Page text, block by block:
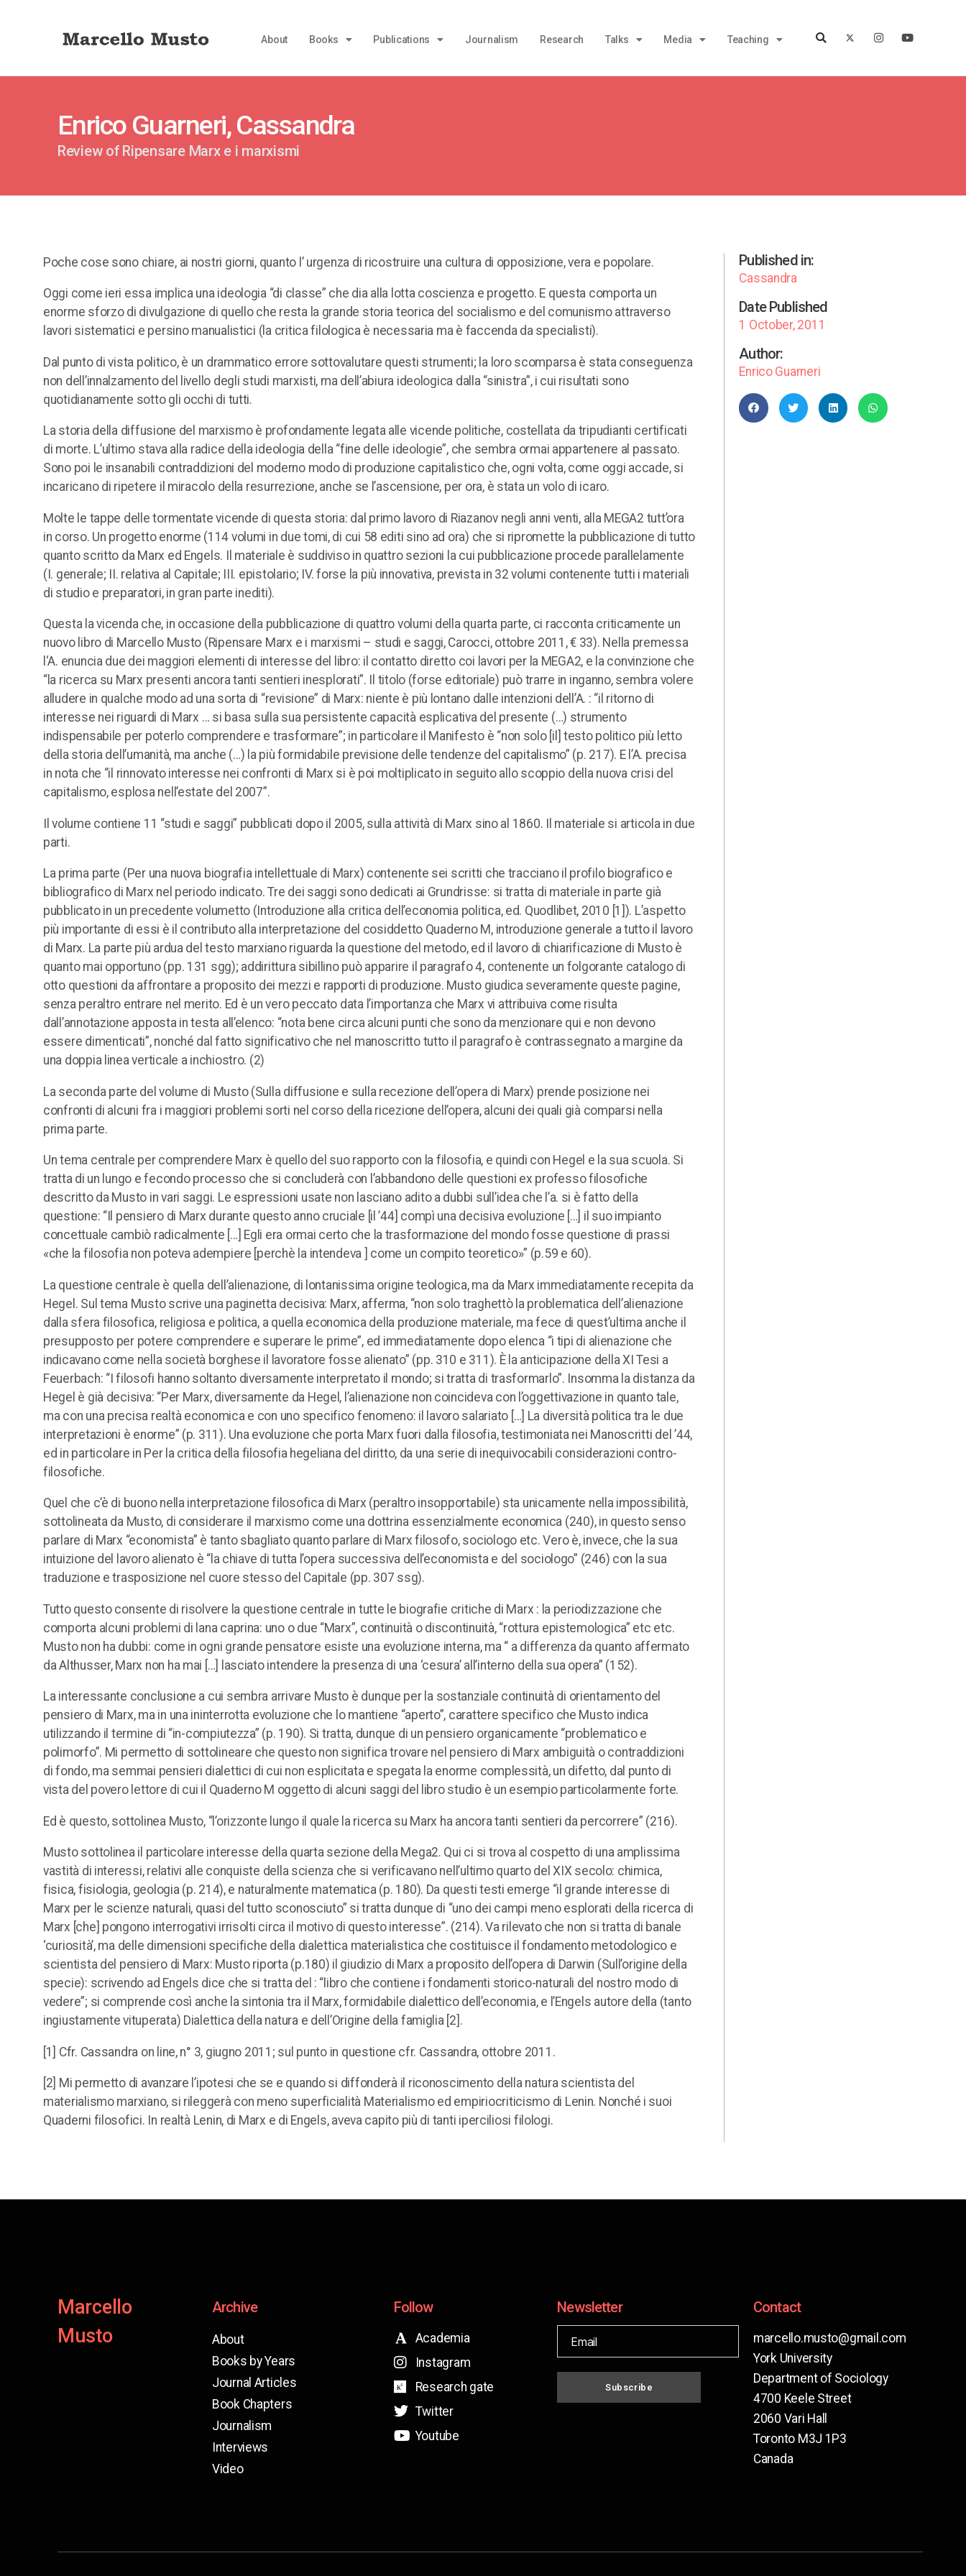
About Books Publications Journalism Research Talks Media Teaching
Enrico Guarneri, Cassandra
Review of Ripensare Marx e i marxismi
Poche cose sono chiare, ai nostri giorni, quanto l’ urgenza di ricostruire una cultura di opposizione, vera e popolare.
Oggi come ieri essa implica una ideologia “di classe” che dia alla lotta coscienza e progetto. E questa comporta un
enorme sforzo di divulgazione di quello che resta la grande storia teorica del socialismo e del comunismo attraverso
lavori sistematici e persino manualistici (la critica filologica è necessaria ma è faccenda da specialisti).
Dal punto di vista politico, è un drammatico errore sottovalutare questi strumenti; la loro scomparsa è stata conseguenza
non dell’innalzamento del livello degli studi marxisti, ma dell’abiura ideologica dalla “sinistra”, i cui risultati sono
quotidianamente sotto gli occhi di tutti.
La storia della diffusione del marxismo è profondamente legata alle vicende politiche, costellata da tripudianti certificati
di morte. L’ultimo stava alla radice della ideologia della “fine delle ideologie”, che sembra ormai appartenere al passato.
Sono poi le insanabili contraddizioni del moderno modo di produzione capitalistico che, ogni volta, come oggi accade, si
incaricano di ripetere il miracolo della resurrezione, anche se l’ascensione, per ora, è stata un volo di icaro.
Molte le tappe delle tormentate vicende di questa storia: dal primo lavoro di Riazanov negli anni venti, alla MEGA2 tutt’ora
in corso. Un progetto enorme (114 volumi in due tomi, di cui 58 editi sino ad ora) che si ripromette la pubblicazione di tutto
quanto scritto da Marx ed Engels. Il materiale è suddiviso in quattro sezioni la cui pubblicazione procede parallelamente
(I. generale; II. relativa al Capitale; III. epistolario; IV. forse la più innovativa, prevista in 32 volumi contenente tutti i materiali
di studio e preparatori, in gran parte inediti).
Questa la vicenda che, in occasione della pubblicazione di quattro volumi della quarta parte, ci racconta criticamente un
nuovo libro di Marcello Musto (Ripensare Marx e i marxismi – studi e saggi, Carocci, ottobre 2011, € 33). Nella premessa
l‘A. enuncia due dei maggiori elementi di interesse del libro: il contatto diretto coi lavori per la MEGA2, e la convinzione che
“la ricerca su Marx presenti ancora tanti sentieri inesplorati”. Il titolo (forse editoriale) può trarre in inganno, sembra volere
alludere in qualche modo ad una sorta di “revisione” di Marx: niente è più lontano dalle intenzioni dell’A. : “il ritorno di
interesse nei riguardi di Marx … si basa sulla sua persistente capacità esplicativa del presente (…) strumento
indispensabile per poterlo comprendere e trasformare”; in particolare il Manifesto è “non solo [il] testo politico più letto
della storia dell’umanità, ma anche (…) la più formidabile previsione delle tendenze del capitalismo” (p. 217). E l’A. precisa
in nota che “il rinnovato interesse nei confronti di Marx si è poi moltiplicato in seguito allo scoppio della nuova crisi del
capitalismo, esplosa nell’estate del 2007”.
Il volume contiene 11 “studi e saggi” pubblicati dopo il 2005, sulla attività di Marx sino al 1860. Il materiale si articola in due
parti.
La prima parte (Per una nuova biografia intellettuale di Marx) contenente sei scritti che tracciano il profilo biografico e
bibliografico di Marx nel periodo indicato. Tre dei saggi sono dedicati ai Grundrisse: si tratta di materiale in parte già
pubblicato in un precedente volumetto (Introduzione alla critica dell’economia politica, ed. Quodlibet, 2010 [1]). L’aspetto
più importante di essi è il contributo alla interpretazione del cosiddetto Quaderno M, introduzione generale a tutto il lavoro
di Marx. La parte più ardua del testo marxiano riguarda la questione del metodo, ed il lavoro di chiarificazione di Musto è
quanto mai opportuno (pp. 131 sgg); addirittura sibillino può apparire il paragrafo 4, contenente un folgorante catalogo di
otto questioni da affrontare a proposito dei mezzi e rapporti di produzione. Musto giudica severamente queste pagine,
senza peraltro entrare nel merito. Ed è un vero peccato data l’importanza che Marx vi attribuiva come risulta
dall’annotazione apposta in testa all’elenco: “nota bene circa alcuni punti che sono da menzionare qui e non devono
essere dimenticati”, nonché dal fatto significativo che nel manoscritto tutto il paragrafo è contrassegnato a margine da
una doppia linea verticale a inchiostro. (2)
La seconda parte del volume di Musto (Sulla diffusione e sulla recezione dell’opera di Marx) prende posizione nei
confronti di alcuni fra i maggiori problemi sorti nel corso della ricezione dell’opera, alcuni dei quali già comparsi nella
prima parte.
Un tema centrale per comprendere Marx è quello del suo rapporto con la filosofia, e quindi con Hegel e la sua scuola. Si
tratta di un lungo e fecondo processo che si concluderà con l’abbandono delle questioni ex professo filosofiche
descritto da Musto in vari saggi. Le espressioni usate non lasciano adito a dubbi sull’idea che l’a. si è fatto della
questione: “Il pensiero di Marx durante questo anno cruciale [il ’44] compì una decisiva evoluzione […] il suo impianto
concettuale cambiò radicalmente […] Egli era ormai certo che la trasformazione del mondo fosse questione di prassi
«che la filosofia non poteva adempiere [perchè la intendeva ] come un compito teoretico»” (p.59 e 60).
La questione centrale è quella dell’alienazione, di lontanissima origine teologica, ma da Marx immediatamente recepita da
Hegel. Sul tema Musto scrive una paginetta decisiva: Marx, afferma, “non solo traghettò la problematica dell’alienazione
dalla sfera filosofica, religiosa e politica, a quella economica della produzione materiale, ma fece di quest’ultima anche il
presupposto per potere comprendere e superare le prime”, ed immediatamente dopo elenca “i tipi di alienazione che
indicavano come nella società borghese il lavoratore fosse alienato” (pp. 310 e 311). È la anticipazione della XI Tesi a
Feuerbach: “I filosofi hanno soltanto diversamente interpretato il mondo; si tratta di trasformarlo”. Insomma la distanza da
Hegel è già decisiva: “Per Marx, diversamente da Hegel, l’alienazione non coincideva con l’oggettivazione in quanto tale,
ma con una precisa realtà economica e con uno specifico fenomeno: il lavoro salariato […] La diversità politica tra le due
interpretazioni è enorme” (p. 311). Una evoluzione che porta Marx fuori dalla filosofia, testimoniata nei Manoscritti del ’44,
ed in particolare in Per la critica della filosofia hegeliana del diritto, da una serie di inequivocabili considerazioni contro-
filosofiche.
Quel che c’è di buono nella interpretazione filosofica di Marx (peraltro insopportabile) sta unicamente nella impossibilità,
sottolineata da Musto, di considerare il marxismo come una dottrina essenzialmente economica (240), in questo senso
parlare di Marx “economista” è tanto sbagliato quanto parlare di Marx filosofo, sociologo etc. Vero è, invece, che la sua
intuizione del lavoro alienato è “la chiave di tutta l’opera successiva dell’economista e del sociologo” (246) con la sua
traduzione e trasposizione nel cuore stesso del Capitale (pp. 307 ssg).
Tutto questo consente di risolvere la questione centrale in tutte le biografie critiche di Marx : la periodizzazione che
comporta alcuni problemi di lana caprina: uno o due “Marx”, continuità o discontinuità, “rottura epistemologica” etc etc.
Musto non ha dubbi: come in ogni grande pensatore esiste una evoluzione interna, ma “ a differenza da quanto affermato
da Althusser, Marx non ha mai […] lasciato intendere la presenza di una ‘cesura’ all’interno della sua opera” (152).
La interessante conclusione a cui sembra arrivare Musto è dunque per la sostanziale continuità di orientamento del
pensiero di Marx, ma in una ininterrotta evoluzione che lo mantiene “aperto”, carattere specifico che Musto indica
utilizzando il termine di “in-compiutezza” (p. 190). Si tratta, dunque di un pensiero organicamente “problematico e
polimorfo”. Mi permetto di sottolineare che questo non significa trovare nel pensiero di Marx ambiguità o contraddizioni
di fondo, ma semmai pensieri dialettici di cui non esplicitata e spegata la enorme complessità, un difetto, dal punto di
vista del povero lettore di cui il Quaderno M oggetto di alcuni saggi del libro studio è un esempio particolarmente forte.
Ed è questo, sottolinea Musto, “l’orizzonte lungo il quale la ricerca su Marx ha ancora tanti sentieri da percorrere” (216).
Musto sottolinea il particolare interesse della quarta sezione della Mega2. Qui ci si trova al cospetto di una amplissima
vastità di interessi, relativi alle conquiste della scienza che si verificavano nell’ultimo quarto del XIX secolo: chimica,
fisica, fisiologia, geologia (p. 214), e naturalmente matematica (p. 180). Da questi testi emerge “il grande interesse di
Marx per le scienze naturali, quasi del tutto sconosciuto” si tratta dunque di “uno dei campi meno esplorati della ricerca di
Marx [che] pongono interrogativi irrisolti circa il motivo di questo interesse”. (214). Va rilevato che non si tratta di banale
‘curiosità’, ma delle dimensioni specifiche della dialettica materialistica che costituisce il fondamento metodologico e
scientista del pensiero di Marx: Musto riporta (p.180) il giudizio di Marx a proposito dell’opera di Darwin (Sull’origine della
specie): scrivendo ad Engels dice che si tratta del : “libro che contiene i fondamenti storico-naturali del nostro modo di
vedere”; si comprende così anche la sintonia tra il Marx, formidabile dialettico dell’economia, e l’Engels autore della (tanto
ingiustamente vituperata) Dialettica della natura e dell’Origine della famiglia [2].
[1] Cfr. Cassandra on line, n° 3, giugno 2011; sul punto in questione cfr. Cassandra, ottobre 2011.
[2] Mi permetto di avanzare l’ipotesi che se e quando si diffonderà il riconoscimento della natura scientista del
materialismo marxiano, si rileggerà con meno superficialità Materialismo ed empiriocriticismo di Lenin. Nonché i suoi
Quaderni filosofici. In realtà Lenin, di Marx e di Engels, aveva capito più di tanti iperciliosi filologi.
Published in:
Cassandra
Date Published
1 October, 2011
Author:
Enrico Guarneri
Marcello
Musto
Archive
About
Books by Years
Journal Articles
Book Chapters
Journalism
Interviews
Video
Follow
Academia
Instagram
Research gate
Twitter
Youtube
Newsletter
Subscribe
Contact
marcello.musto@gmail.com
York University
Department of Sociology
4700 Keele Street
2060 Vari Hall
Toronto M3J 1P3
Canada